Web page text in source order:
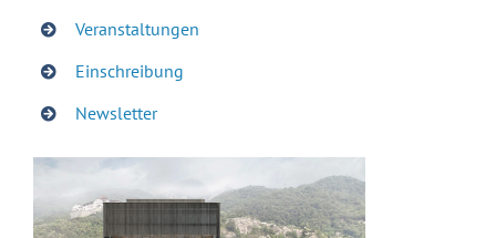
Veranstaltungen
Einschreibung
Newsletter